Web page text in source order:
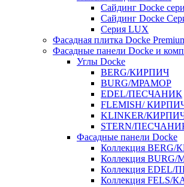
Cайдинг Docke
Сайдинг Docke
Серия LUX
Фасадная плитка Docke
Фасадные панели Docke и
Углы Docke
BERG/КИРПИЧ
BURG/МРАМОР
EDEL/ПЕСЧАНИК
FLEMISH/
KLINKER/
STERN/
Фасадные панели Docke
Коллекция
Коллекция
Коллекция
Коллекция FELS/